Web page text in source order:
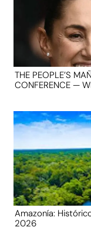
THE PEOPLE’S
CONFERENCE —
Amazonía:
2026